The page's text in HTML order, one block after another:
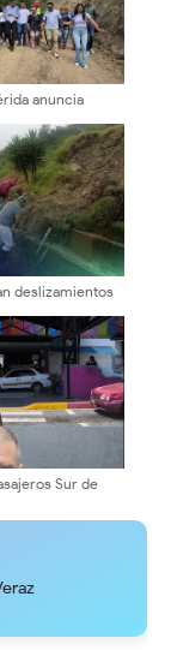
anuncia
Cafetal por 15
deslizamientos
Sur de